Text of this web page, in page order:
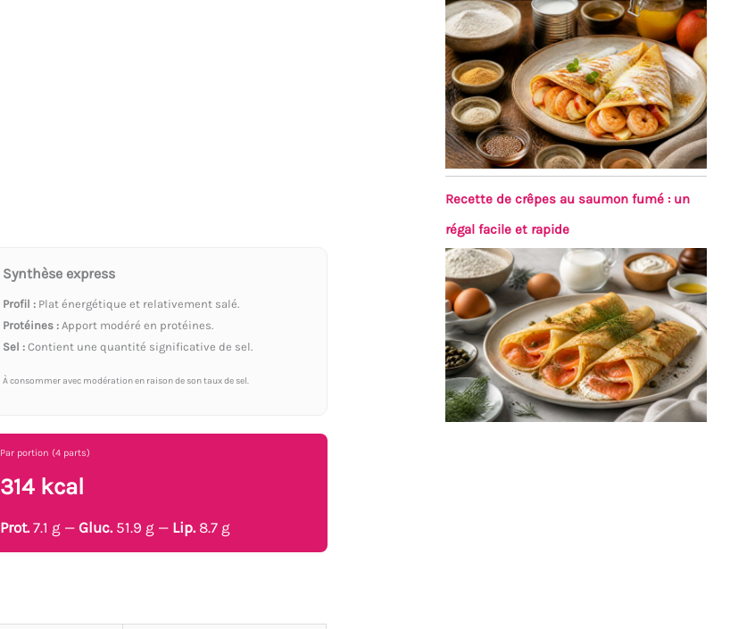
Synthèse express
Profil : Plat énergétique et relativement salé.
Protéines : Apport modéré en protéines.
Sel : Contient une quantité significative de sel.
À consommer avec modération en raison de son taux de sel.
Par portion (4 parts)
314 kcal
Prot.7.1 g —Gluc.51.9 g — Lip.8.7 g
Recette de crêpes au saumon fumé : un
régal facile et rapide